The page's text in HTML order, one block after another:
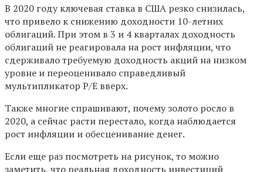
В 2020 году ключевая ставка в США резко снизилась,
что привело к снижению доходности 10-летних
облигаций. При этом в 3 и 4 кварталах доходность
облигаций не реагировала на рост инфляции, что
сдерживало требуемую доходность акций на низком
уровне и переоценивало справедливый
мультипликатор P/E вверх.
Также многие спрашивают, почему золото росло в
2020, а сейчас расти перестало, когда наблюдается
рост инфляции и обесценивание денег.
Если еще раз посмотреть на рисунок, то можно
заметить, что реальная доходность инвестиций